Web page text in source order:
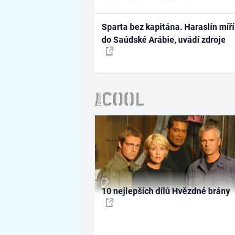
Sparta bez kapitána. Haraslín míří
do Saúdské Arábie, uvádí zdroje
10 nejlepších dílů Hvězdné brány